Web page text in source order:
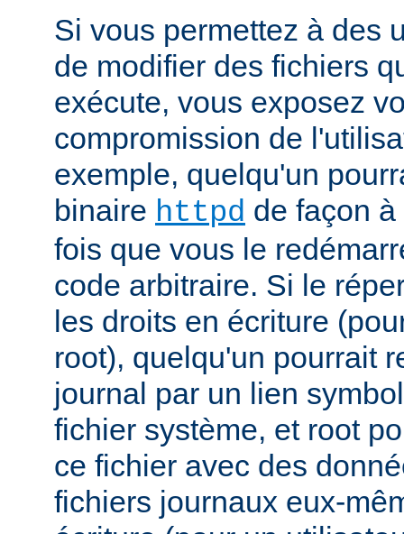
Si vous permettez à des
de modifier des fichiers
exécute, vous exposez
compromission de
exemple, quelqu'un
binaire httpd de façon
fois que vous le
code arbitraire. Si le
les droits en écriture
root), quelqu'un pourrait
journal par un lien
fichier système, et root
ce fichier avec des
fichiers journaux eux-